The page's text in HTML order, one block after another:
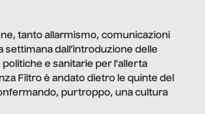
tanto allarmismo, comunicazioni
settimana dall’introduzione delle
e sanitarie per l’allerta
Filtro è andato dietro le quinte del
purtroppo, una cultura